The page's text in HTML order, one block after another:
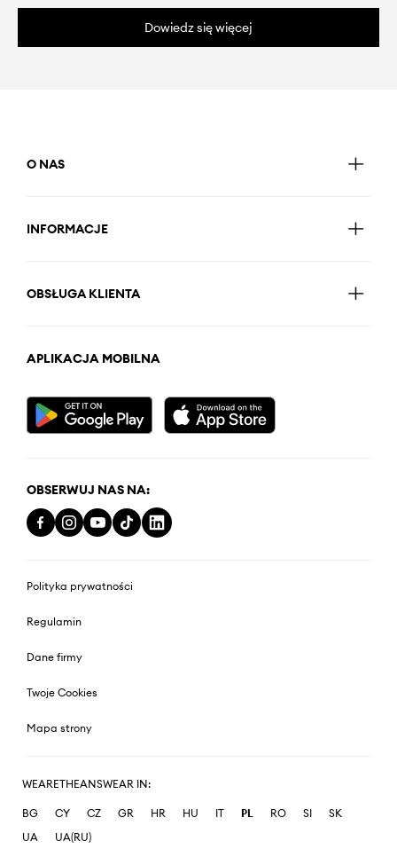
Dowiedz się więcej
O NAS
INFORMACJE
OBSŁUGA KLIENTA
APLIKACJA MOBILNA
OBSERWUJ NAS NA:
Polityka prywatności
Regulamin
Dane firmy
Twoje Cookies
Mapa strony
WEARETHEANSWEAR IN:
BG CY CZ GR HR HU IT PL RO SI
SK
UA
UA(RU)